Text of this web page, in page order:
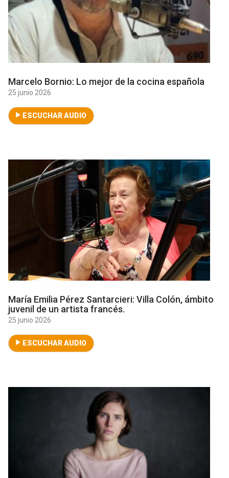
Marcelo Bornio: Lo mejor de la cocina española
25 junio 2026
ESCUCHAR AUDIO
María Emilia Pérez Santarcieri: Villa Colón, ámbito
juvenil de un artista francés.
25 junio 2026
ESCUCHAR AUDIO